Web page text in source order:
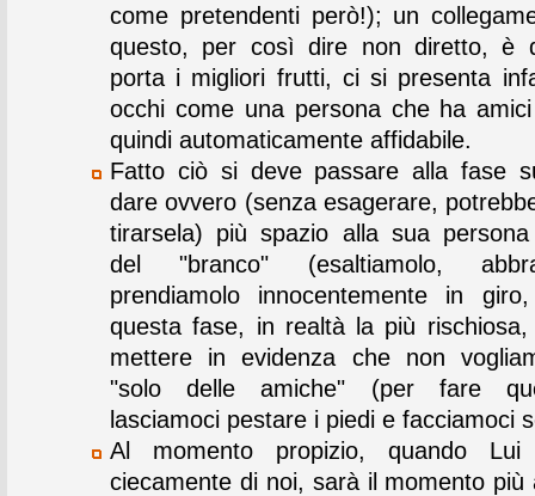
come pretendenti però!); un
questo, per così dire non diretto, è
porta i migliori frutti, ci si presenta
occhi come una persona che ha
quindi automaticamente affidabile.
Fatto ciò si deve passare alla fase
dare ovvero (senza esagerare,
tirarsela) più spazio alla sua persona
del "branco" (esaltiamolo,
prendiamolo innocentemente in
questa fase, in realtà la più rischiosa,
mettere in evidenza che non
"solo delle amiche" (per fare
lasciamoci pestare i piedi e facciamoci
Al momento propizio, quando
ciecamente di noi, sarà il momento più